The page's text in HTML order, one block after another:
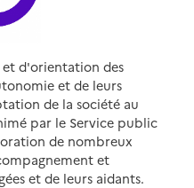
d'orientation des
et de leurs
de la société au
par le Service public
de nombreux
et
et de leurs aidants.